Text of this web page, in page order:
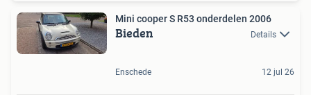
Mini cooper S R53 onderdelen 2006
Bieden Details
Enschede 12 jul 26